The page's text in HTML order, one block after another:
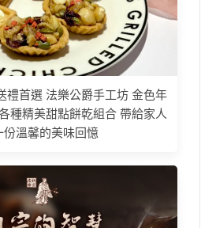
禮首選 法樂公爵手工坊 金色年
種精美甜點餅乾組合 帶給家人
份溫馨的美味回憶